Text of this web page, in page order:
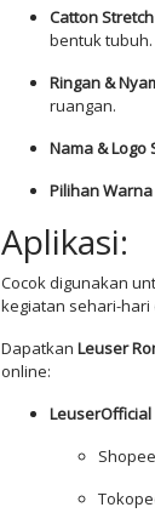
Catton Stretch
bentuk tubuh.
Ringan &
ruangan.
Nama & Logo
Pilihan
Aplikasi:
Cocok digunakan
kegiatan sehari-hari
Dapatkan Leuser
online:
LeuserOfficial
Shopee